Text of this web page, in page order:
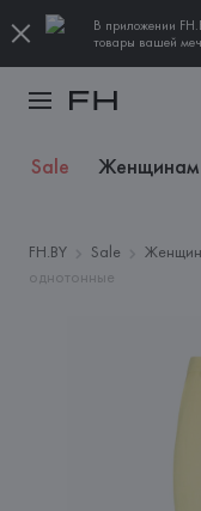
В приложении
товары вашей
Sale Женщинам
FH.BY Sale
однотонные